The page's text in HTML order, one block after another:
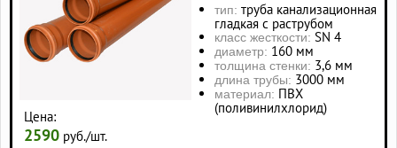
Цена:
2590 руб./шт.
тип: труба канализационная
гладкая с раструбом
класс жесткости: SN 4
диаметр: 160 мм
толщина стенки: 3,6 мм
длина трубы: 3000 мм
материал: ПВХ
(поливинилхлорид)